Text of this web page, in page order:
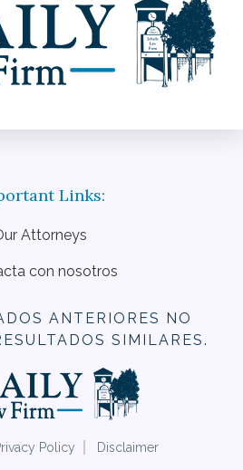
Attorneys
con nosotros
ANTERIORES NO
SIMILARES.
Policy Disclaimer